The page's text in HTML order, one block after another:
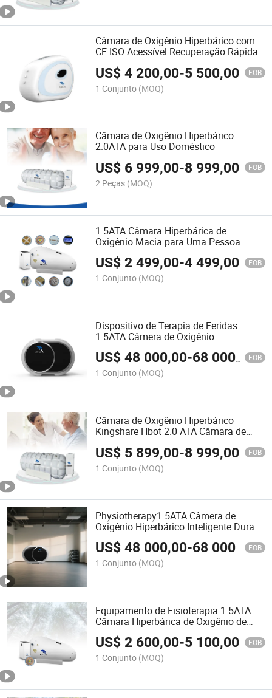
Câmara de Oxigênio Hiperbárico com
CE ISO Acessível Recuperação Rápida
US$4 200,00-5 500,00 FOB
1 Conjunto (MOQ)
Câmara de Oxigênio Hiperbárico
2.0ATA para Uso Doméstico
US$ 6 999,00-8 999,00 FOB
2 Peças (MOQ)
1.5ATA Câmara Hiperbárica de
Oxigênio Macia para Uma Pessoa
Estilo Deitado Preço por Atacado Sem
Intermediário
US$2 499,00-4 499,00 FOB
1 Conjunto (MOQ)
Dispositivo de Terapia de Feridas
1.5ATA Câmera de Oxigênio
Hiperbárico Hbot Inteligente para
Clínica Sentada
US$48 000,00-68 000,00 FOB
1 Conjunto (MOQ)
Câmara de Oxigênio Hiperbárico
Kingshare Hbot 2.0 ATA Câmara de
Circulação
US$ 5 899,00-8 999,00 FOB
1 Conjunto (MOQ)
Physiotherapy1.5ATA Câmera de
Oxigênio Hiperbárico Inteligente Dura
para Terapia Hbot para Uso em Casa
US$48 000,00-68 000,00 FOB
1 Conjunto (MOQ)
Equipamento de Fisioterapia 1.5ATA
Câmara Hiperbárica de Oxigênio de
Casca Mole
US$2 600,00-5 100,00 FOB
1 Conjunto (MOQ)